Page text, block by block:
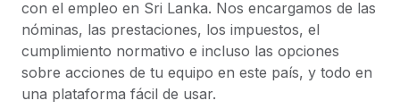
legalidad.
Employer of Record
Expándete en todo el mundo sin gastar en entidades.
Explorador de países
Consulta el soporte del empleo global según el país.
Explorador estatal de EE. UU.
Simplifica la contratación en todos los estados de EE.
HERRAMIENTAS Y CALCULADORAS
Calculadora del riesgo de clasificación errónea
Consulta el riesgo de clasificación errónea por país.
Precios
con el empleo en Sri Lanka. Nos encargamos de las
nóminas, las prestaciones, los impuestos, el
cumplimiento normativo e incluso las opciones
sobre acciones de tu equipo en este país, y todo en
una plataforma fácil de usar.